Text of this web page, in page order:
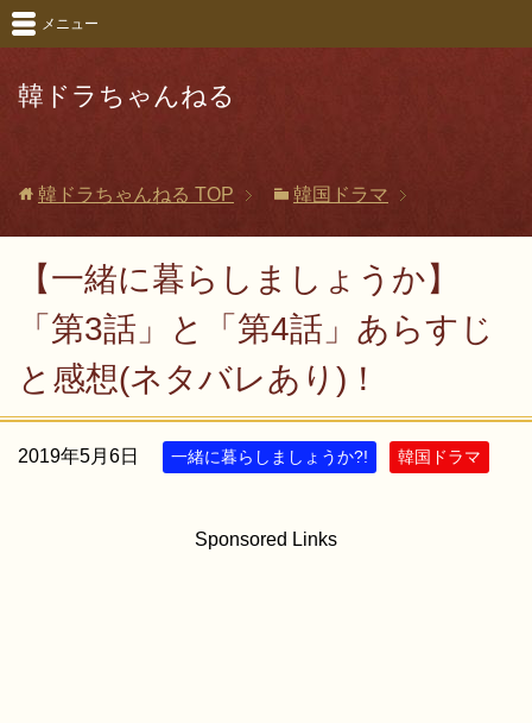
韓ドラちゃんねる
メニュー
韓ドラちゃんねる TOP 韓国ドラマ
【一緒に暮らしましょうか】
「第3話」と「第4話」あらすじ
と感想(ネタバレあり)！
2019年5月6日 一緒に暮らしましょうか?! 韓国ドラマ
Sponsored Links